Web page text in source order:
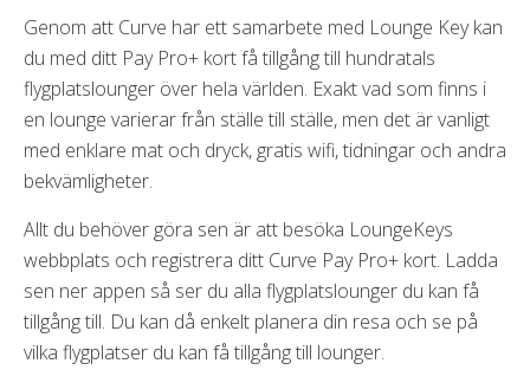
Genom att Curve har ett samarbete med Lounge Key kan
du med ditt Pay Pro+ kort få tillgång till hundratals
flygplatslounger över hela världen. Exakt vad som finns i
en lounge varierar från ställe till ställe, men det är vanligt
med enklare mat och dryck, gratis wifi, tidningar och andra
bekvämligheter.
Allt du behöver göra sen är att besöka LoungeKeys
webbplats och registrera ditt Curve Pay Pro+ kort. Ladda
sen ner appen så ser du alla flygplatslounger du kan få
tillgång till. Du kan då enkelt planera din resa och se på
vilka flygplatser du kan få tillgång till lounger.